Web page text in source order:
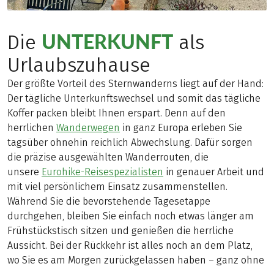
Die UNTERKUNFT als
Urlaubszuhause
Der größte Vorteil des Sternwanderns liegt auf der Hand:
Der tägliche Unterkunftswechsel und somit das tägliche
Koffer packen bleibt Ihnen erspart. Denn auf den
herrlichen Wanderwegen in ganz Europa erleben Sie
tagsüber ohnehin reichlich Abwechslung. Dafür sorgen
die präzise ausgewählten Wanderrouten, die
unsere Eurohike-Reisespezialisten in genauer Arbeit und
mit viel persönlichem Einsatz zusammenstellen.
Während Sie die bevorstehende Tagesetappe
durchgehen, bleiben Sie einfach noch etwas länger am
Frühstückstisch sitzen und genießen die herrliche
Aussicht. Bei der Rückkehr ist alles noch an dem Platz,
wo Sie es am Morgen zurückgelassen haben – ganz ohne